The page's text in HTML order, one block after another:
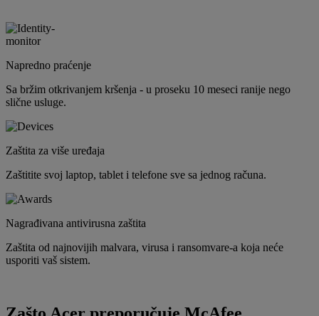
Napredno praćenje
Sa bržim otkrivanjem kršenja - u proseku 10 meseci ranije nego
slične usluge.
Zaštita za više uređaja
Zaštitite svoj laptop, tablet i telefone sve sa jednog računa.
Nagrađivana antivirusna zaštita
Zaštita od najnovijih malvara, virusa i ransomvare-a koja neće
usporiti vaš sistem.